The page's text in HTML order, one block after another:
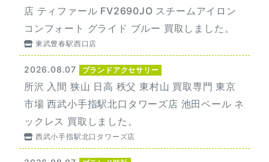
店 ティファール FV2690JO スチームアイロン
コンフォート グライド ブルー 買取しました。
東武豊春駅西口店
2026.08.07 ブランドアクセサリー
所沢 入間 狭山 日高 秩父 東村山 買取専門 東京
市場 西武小手指駅北口タワーズ店 池田ベール ネ
ックレス 買取しました。
西武小手指駅北口タワーズ店